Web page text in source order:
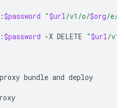
:$password "$url/v1/o/$org/e/
:$password -X DELETE "$url/
proxy bundle and deploy